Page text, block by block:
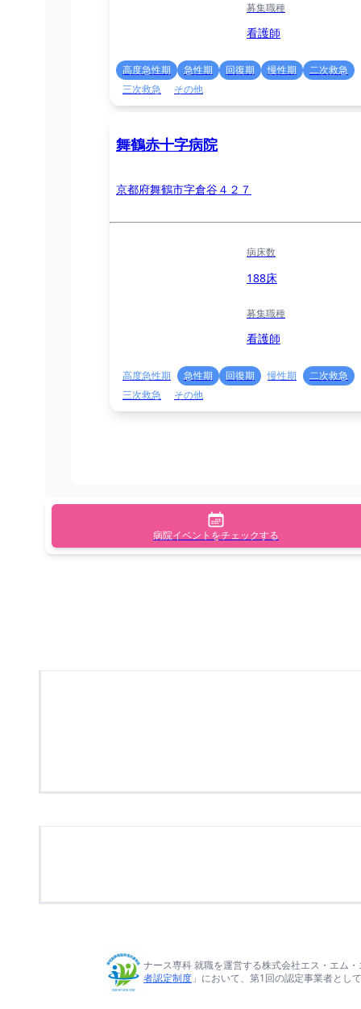
募集職種
看護師
高度急性期 急性期 回復期 慢性期
二次救急
三次救急
その他
舞鶴赤十字病院
京都府舞鶴市字倉谷４２７
病床数
188床
募集職種
看護師
高度急性期 急性期 回復期 慢性期
二次救急
三次救急
その他
病院イベントをチェックする
ナース専科 就職を運営する株式会社エス・エム
者認定制度 」において、第1回の認定事業者とし